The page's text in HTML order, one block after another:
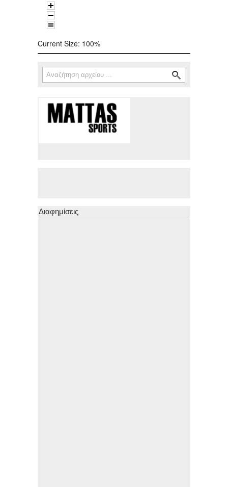
Current Size: 100%
Φόρμα αναζήτησης
Αναζήτηση
Διαφημίσεις